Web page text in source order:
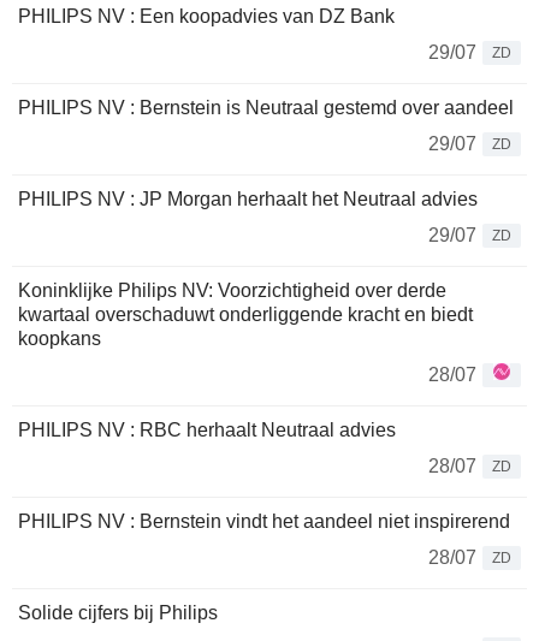
PHILIPS NV : Een koopadvies van DZ Bank
29/07
ZD
PHILIPS NV : Bernstein is Neutraal gestemd over aandeel
29/07
ZD
PHILIPS NV : JP Morgan herhaalt het Neutraal advies
29/07
ZD
Koninklijke Philips NV: Voorzichtigheid over derde
kwartaal overschaduwt onderliggende kracht en biedt
koopkans
28/07
PHILIPS NV : RBC herhaalt Neutraal advies
28/07
ZD
PHILIPS NV : Bernstein vindt het aandeel niet inspirerend
28/07
ZD
Solide cijfers bij Philips